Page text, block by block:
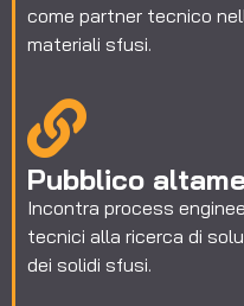
come partner tecnico
materiali sfusi.
Pubblico
Incontra process
tecnici alla ricerca di
dei solidi sfusi.